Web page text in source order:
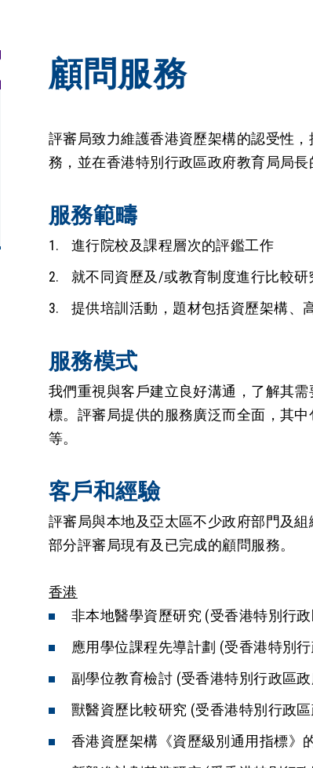
顧問服務
評審局致力維護香港資歷架構的認受性
務，並在香港特別行政區政府教育局局長
服務範疇
進行院校及課程層次的評鑑工作
就不同資歷及/或教育制度進行比較研
提供培訓活動，題材包括資歷架構、
服務模式
我們重視與客戶建立良好溝通，了解其
標。評審局提供的服務廣泛而全面，其
等。
客戶和經驗
評審局與本地及亞太區不少政府部門及
部分評審局現有及已完成的顧問服務。
香港
非本地醫學資歷研究 (受香港特別行
應用學位課程先導計劃 (受香港特別
副學位教育檢討 (受香港特別行政區
獸醫資歷比較研究 (受香港特別行政
香港資歷架構《資歷級別通用指標》